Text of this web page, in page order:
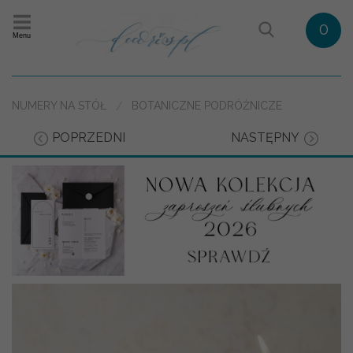
Menu 0
NUMERY NA STÓŁ BOTANICZNE PODRÓŻNICZE
POPRZEDNI NASTĘPNY